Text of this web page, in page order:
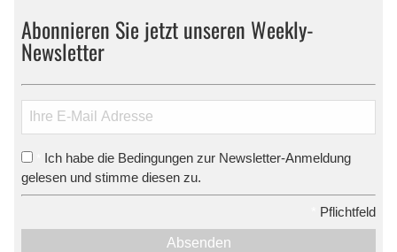
Abonnieren Sie jetzt unseren Weekly-
Newsletter
Ich habe die Bedingungen zur Newsletter-Anmeldung
gelesen und stimme diesen zu.
Pflichtfeld
Absenden